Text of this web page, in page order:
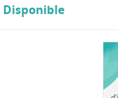
Disponible